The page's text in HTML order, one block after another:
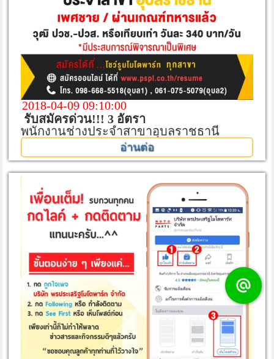
2018-04-09 09:10:00
รับสมัครด่วน!!! 3 อัตรา
พนักงานช่างประจำสาขาอุบลราชธานี
อ่านต่อ